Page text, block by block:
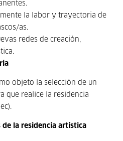
la labor y trayectoria de
as.
redes de creación,
objeto la selección de un
que realice la residencia
de la residencia artística